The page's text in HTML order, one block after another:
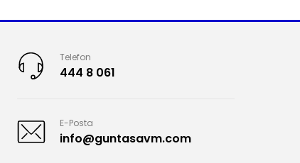
Telefon
444 8 061
E-Posta
info@guntasavm.com